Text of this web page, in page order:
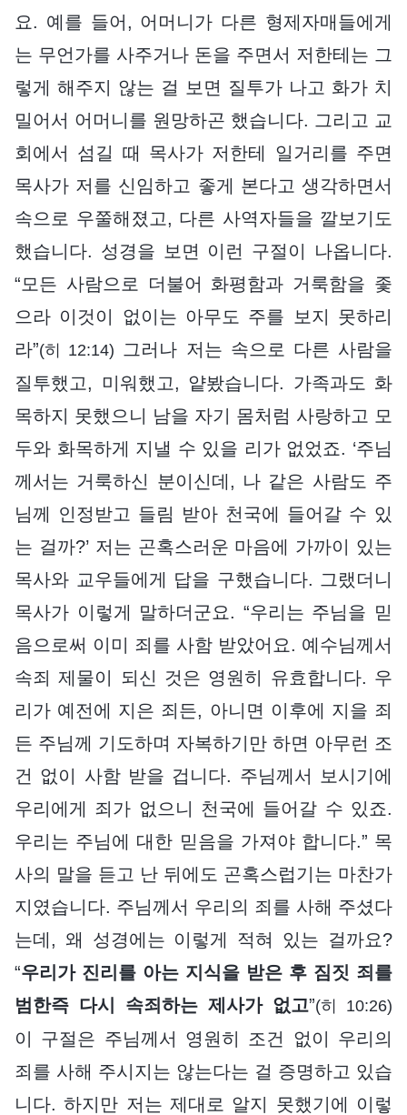
요. 예를 들어, 어머니가 다른 형제자매들에게
는 무언가를 사주거나 돈을 주면서 저한테는 그
렇게 해주지 않는 걸 보면 질투가 나고 화가 치
밀어서 어머니를 원망하곤 했습니다. 그리고 교
회에서 섬길 때 목사가 저한테 일거리를 주면
목사가 저를 신임하고 좋게 본다고 생각하면서
속으로 우쭐해졌고, 다른 사역자들을 깔보기도
했습니다. 성경을 보면 이런 구절이 나옵니다.
“모든 사람으로 더불어 화평함과 거룩함을 좇
으라 이것이 없이는 아무도 주를 보지 못하리
라”(히 12:14)
그러나 저는 속으로 다른 사람을
질투했고, 미워했고, 얕봤습니다. 가족과도 화
목하지 못했으니 남을 자기 몸처럼 사랑하고 모
두와 화목하게 지낼 수 있을 리가 없었죠. ‘주님
께서는 거룩하신 분이신데, 나 같은 사람도 주
님께 인정받고 들림 받아 천국에 들어갈 수 있
는 걸까?’ 저는 곤혹스러운 마음에 가까이 있는
목사와 교우들에게 답을 구했습니다. 그랬더니
목사가 이렇게 말하더군요. “우리는 주님을 믿
음으로써 이미 죄를 사함 받았어요. 예수님께서
속죄 제물이 되신 것은 영원히 유효합니다. 우
리가 예전에 지은 죄든, 아니면 이후에 지을 죄
든 주님께 기도하며 자복하기만 하면 아무런 조
건 없이 사함 받을 겁니다. 주님께서 보시기에
우리에게 죄가 없으니 천국에 들어갈 수 있죠.
우리는 주님에 대한 믿음을 가져야 합니다.” 목
사의 말을 듣고 난 뒤에도 곤혹스럽기는 마찬가
지였습니다. 주님께서 우리의 죄를 사해 주셨다
는데, 왜 성경에는 이렇게 적혀 있는 걸까요?
“우리가 진리를 아는 지식을 받은 후 짐짓 죄를
범한즉 다시 속죄하는 제사가 없고”(히 10:26)
이 구절은 주님께서 영원히 조건 없이 우리의
죄를 사해 주시지는 않는다는 걸 증명하고 있습
니다. 하지만 저는 제대로 알지 못했기에 이렇